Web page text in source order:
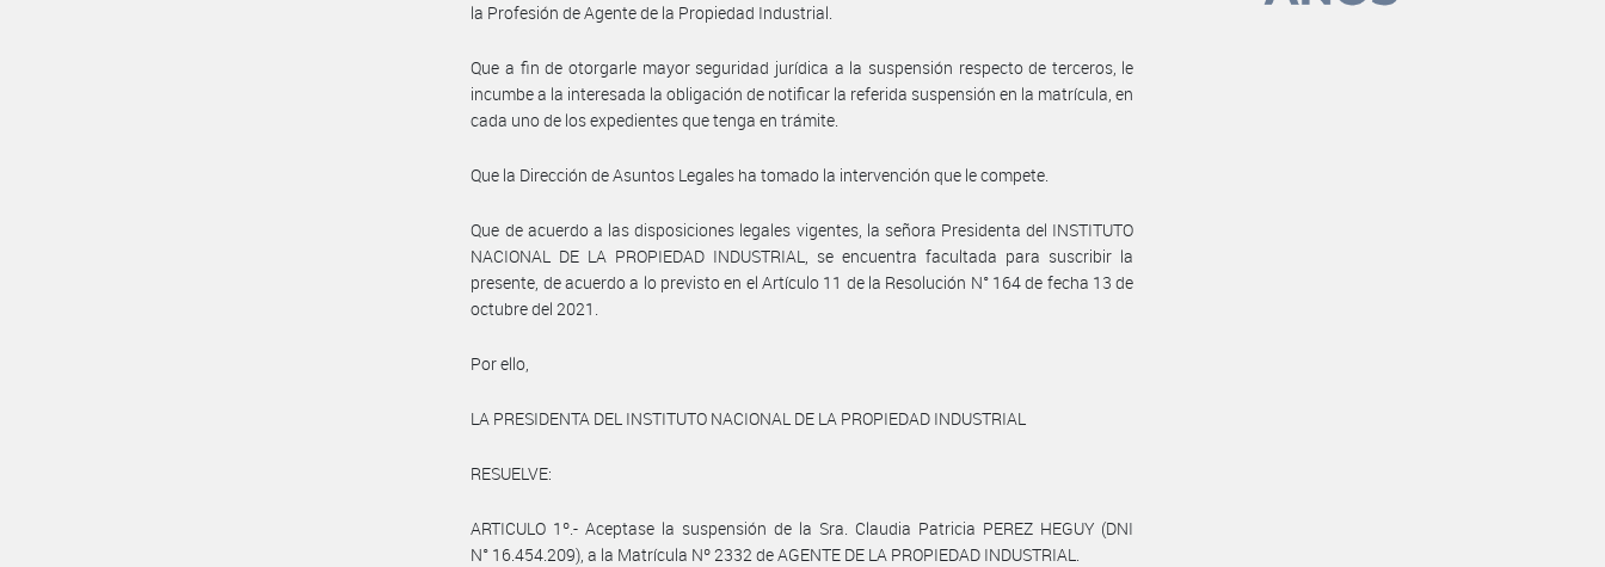
la Profesión de Agente de la Propiedad Industrial.
Que a fin de otorgarle mayor seguridad jurídica a la suspensión respecto de terceros, le
incumbe a la interesada la obligación de notificar la referida suspensión en la matrícula, en
cada uno de los expedientes que tenga en trámite.
Que la Dirección de Asuntos Legales ha tomado la intervención que le compete.
Que de acuerdo a las disposiciones legales vigentes, la señora Presidenta del INSTITUTO
NACIONAL DE LA PROPIEDAD INDUSTRIAL, se encuentra facultada para suscribir la
presente, de acuerdo a lo previsto en el Artículo 11 de la Resolución N° 164 de fecha 13 de
octubre del 2021.
Por ello,
LA PRESIDENTA DEL INSTITUTO NACIONAL DE LA PROPIEDAD INDUSTRIAL
RESUELVE:
ARTICULO 1º.- Aceptase la suspensión de la Sra. Claudia Patricia PEREZ HEGUY (DNI
N° 16.454.209), a la Matrícula Nº 2332 de AGENTE DE LA PROPIEDAD INDUSTRIAL.